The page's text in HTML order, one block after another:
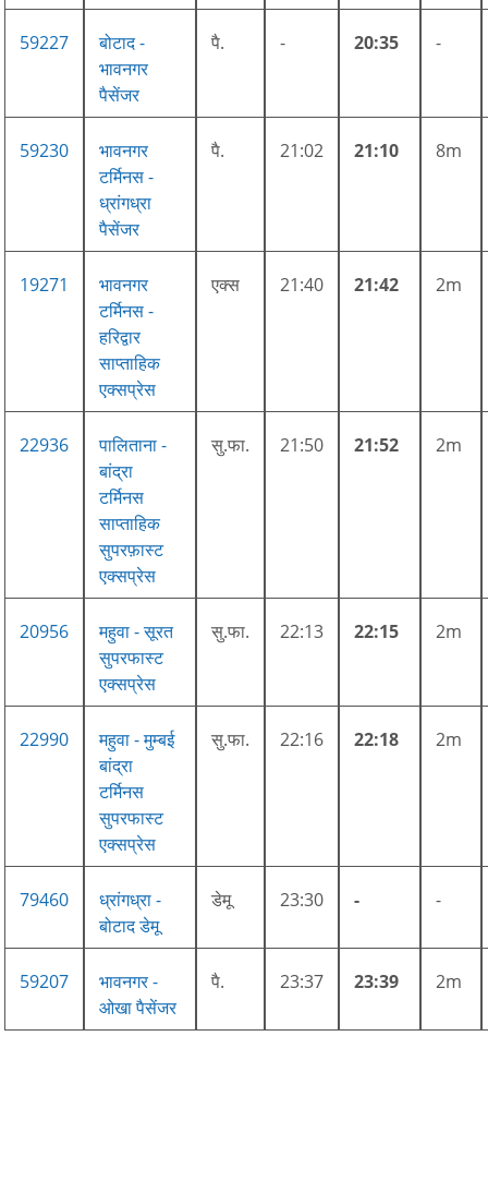
59227
बोटाद -
भावनगर
पैसेंजर
पै. - 20:35 -
59230
भावनगर
टर्मिनस -
ध्रांगध्रा
पैसेंजर
पै. 21:02 21:10 8m
19271
भावनगर
टर्मिनस -
हरिद्वार
साप्ताहिक
एक्सप्रेस
एक्स 21:40 21:42 2m
22936
पालिताना -
बांद्रा
टर्मिनस
साप्ताहिक
सुपरफ़ास्ट
एक्सप्रेस
सु.फा. 21:50 21:52 2m
20956
महुवा - सूरत
सुपरफास्ट
एक्सप्रेस
सु.फा. 22:13 22:15 2m
22990
महुवा - मुम्बई
बांद्रा
टर्मिनस
सुपरफास्ट
एक्सप्रेस
सु.फा. 22:16 22:18 2m
79460
ध्रांगध्रा -
बोटाद डेमू
डेमू 23:30 - -
59207
भावनगर -
ओखा पैसेंजर
पै. 23:37 23:39 2m